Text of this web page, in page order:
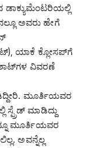
ಅವರು ಹೇಗೆ
ಯಾಕೆ ಕ್ಲೋಸಪ್‌ಗೆ
ಶಾಟ್‌ಗಳ ವಿವರಣೆ
ಮೂರ್ತಿಯವರ
ಸ್ಪ್ರೆಡ್ ಮಾಡಿದ್ದು
ಮೂರ್ತಿಯವರ
ಅವನ್ನೆಲ್ಲ